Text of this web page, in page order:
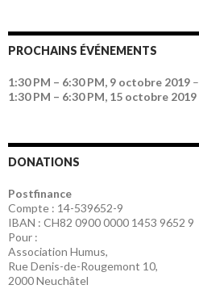
PROCHAINS ÉVÉNEMENTS
1:30 PM – 6:30 PM, 9 octobre 2019 –
1:30 PM – 6:30 PM, 15 octobre 2019
DONATIONS
Postfinance
Compte : 14-539652-9
IBAN : CH82 0900 0000 1453 9652 9
Pour :
Association Humus,
Rue Denis-de-Rougemont 10,
2000 Neuchâtel